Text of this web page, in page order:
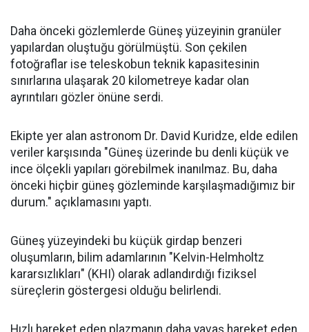
Daha önceki gözlemlerde Güneş yüzeyinin granüler
yapılardan oluştuğu görülmüştü. Son çekilen
fotoğraflar ise teleskobun teknik kapasitesinin
sınırlarına ulaşarak 20 kilometreye kadar olan
ayrıntıları gözler önüne serdi.
Ekipte yer alan astronom Dr. David Kuridze, elde edilen
veriler karşısında "Güneş üzerinde bu denli küçük ve
ince ölçekli yapıları görebilmek inanılmaz. Bu, daha
önceki hiçbir güneş gözleminde karşılaşmadığımız bir
durum." açıklamasını yaptı.
Güneş yüzeyindeki bu küçük girdap benzeri
oluşumların, bilim adamlarının "Kelvin-Helmholtz
kararsızlıkları" (KHI) olarak adlandırdığı fiziksel
süreçlerin göstergesi olduğu belirlendi.
Hızlı hareket eden plazmanın daha yavaş hareket eden